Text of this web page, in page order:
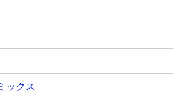
ックス